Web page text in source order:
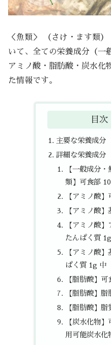
＜魚類＞ （さけ・ます類
いて、全ての栄養成分（一
アミノ酸・脂肪酸・炭水化
た情報です。
目次
主要な栄養成分
詳細な栄養成分
【一般成分
類】可食部
【アミノ酸
【アミノ酸
【アミノ酸
たんぱく質
【アミノ酸
ぱく質 1g 中
【脂肪酸】
【脂肪酸】
【脂肪酸】
【炭水化物
用可能炭水化